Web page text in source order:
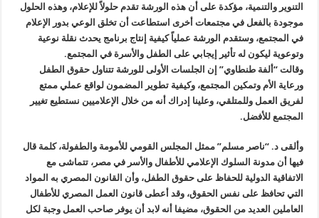
التنوير والتنمية، مؤكدة على أن هذه الورشة تقدم حلولاً للإعلام، وهذه الحلول
موجودة بالفعل في مجتمعات أخرى استطاعت أن تخلق الوعي بدور الإعلام
في المجتمع، وستقدم الورشة عملياً كيفية إنتاج برنامج يحدث نقلة نوعية
وتوعوية ليكون له تأثير إيجابي على الطفل والأسرة في المجتمع.
وقالت “ألفة طنطاوي” إن الجلسات الأولى للورشة تتناول حقوق الطفل
ورعاية الأم وتمكين المجتمع، وكيفية تطوير المضمون لواقع عملي ممتع
لفريق العمل وللمتلقي، وعلينا إدراك أنه من خلال الإعلاميين نستطيع تغيير
المجتمع للأفضل.
وألقى د. “ناصر مسلم” ممثل المجلس القومي للأمومة والطفولة، كلمة قال
فيها أن مدونة السلوك الإعلامي للأطفال والأسر في مصر، تتماشى مع
الاتفاقية الدولية للحفاظ على حقوق الطفل، وأن القانون المصري به المواد
التي تحافظ على نفس الحقوق، وقد أعطى قانون العمل المصري للأطفال
العاملين العديد من الحقوق، مضيفا أنه لابد أن يوفر صاحب العمل وجبة لكل